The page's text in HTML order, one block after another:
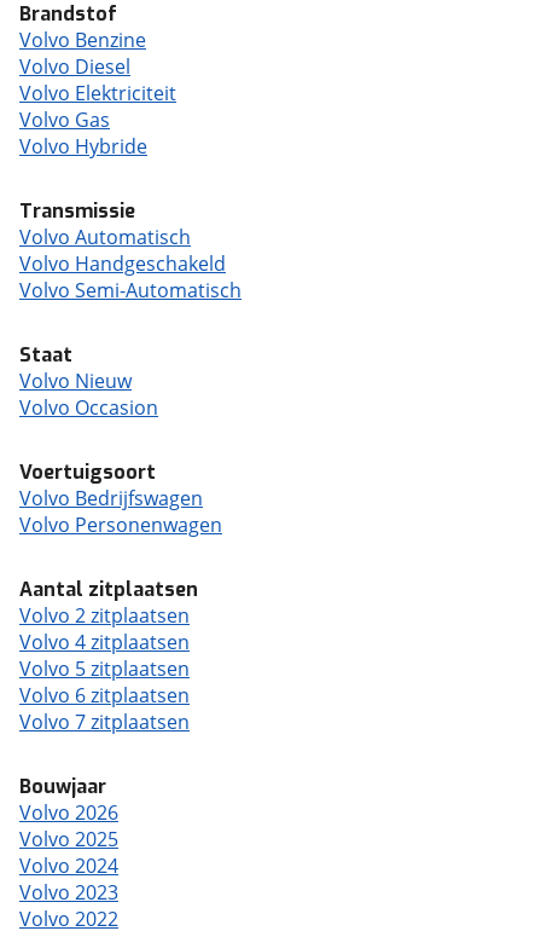
Brandstof
Volvo Benzine
Volvo Diesel
Volvo Elektriciteit
Volvo Gas
Volvo Hybride
Transmissie
Volvo Automatisch
Volvo Handgeschakeld
Volvo Semi-Automatisch
Staat
Volvo Nieuw
Volvo Occasion
Voertuigsoort
Volvo Bedrijfswagen
Volvo Personenwagen
Aantal zitplaatsen
Volvo 2 zitplaatsen
Volvo 4 zitplaatsen
Volvo 5 zitplaatsen
Volvo 6 zitplaatsen
Volvo 7 zitplaatsen
Bouwjaar
Volvo 2026
Volvo 2025
Volvo 2024
Volvo 2023
Volvo 2022